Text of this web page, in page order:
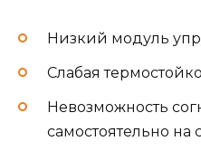
Низкий модуль
Слабая
Невозможность
самостоятельно на